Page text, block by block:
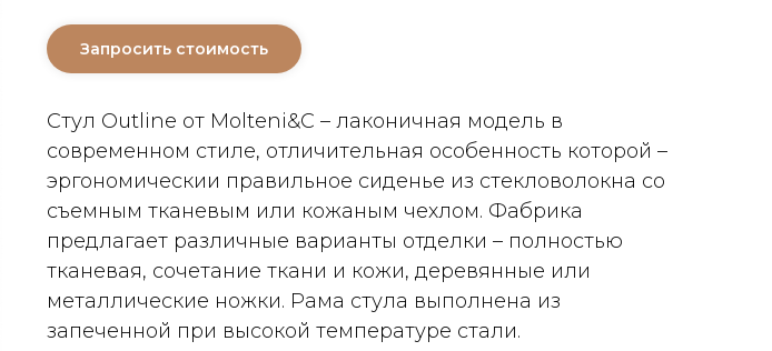
Запросить стоимость
Стул Outline от Molteni&C – лаконичная модель в
современном стиле, отличительная особенность которой –
эргономическии правильное сиденье из стекловолокна со
съемным тканевым или кожаным чехлом. Фабрика
предлагает различные варианты отделки – полностью
тканевая, сочетание ткани и кожи, деревянные или
металлические ножки. Рама стула выполнена из
запеченной при высокой температуре стали.